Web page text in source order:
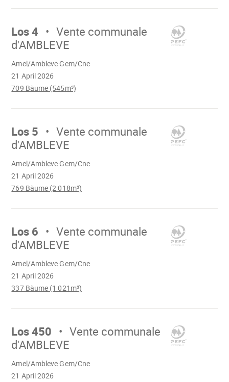
Mach
Los 4
Vente communale
d'AMBLEVE
21 April 2026
Amel/Ambleve Gem/Cne
709 Bäume (545m³)
geladen
Mach
Los 5
Vente communale
d'AMBLEVE
21 April 2026
Amel/Ambleve Gem/Cne
769 Bäume (2 018m³)
geladen
Mach
Los 6
Vente communale
d'AMBLEVE
21 April 2026
Amel/Ambleve Gem/Cne
337 Bäume (1 021m³)
geladen
Mach
Los 450
Vente communale
d'AMBLEVE
21 April 2026
Amel/Ambleve Gem/Cnegeladen